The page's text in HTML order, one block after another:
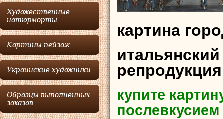
Художественные
натюрморты
Картины пейзаж
Украинские художники
Образцы выполненных
заказов
картина
купите
послевкусием